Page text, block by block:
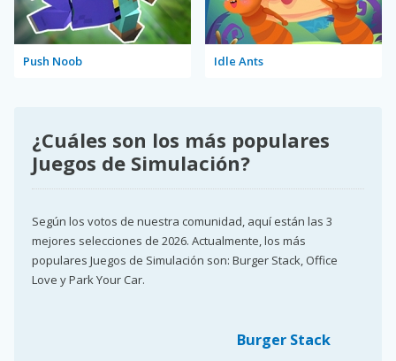
Push Noob Idle Ants
¿Cuáles son los más populares
Juegos de Simulación?
Según los votos de nuestra comunidad, aquí están las 3
mejores selecciones de 2026. Actualmente, los más
populares Juegos de Simulación son: Burger Stack, Office
Love y Park Your Car.
Burger Stack